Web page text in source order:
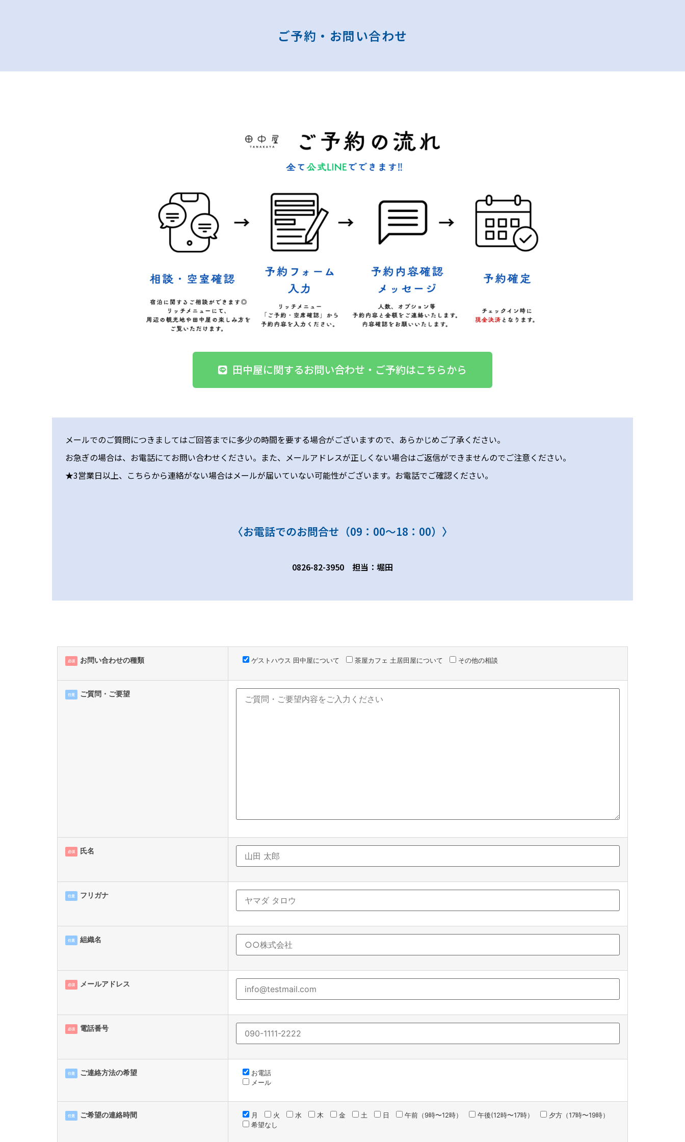
ご予約・お問い合わせ
田中屋に関するお問い合わせ・ご予約はこちらから
メールでのご質問につきましてはご回答までに多少の時間を要する場合がございますので、あらかじめご了承ください。
お急ぎの場合は、お電話にてお問い合わせください。また、メールアドレスが正しくない場合はご返信ができませんのでご注意ください。
★3営業日以上、こちらから連絡がない場合はメールが届いていない可能性がございます。お電話でご確認ください。
〈お電話でのお問合せ（09：00〜18：00）〉
0826-82-3950 担当：堀田
必須 お問い合わせの種類 ゲストハウス 田中屋について 茶屋カフェ 土居田屋について その他の相談
任意 ご質問・ご要望
必須 氏名
任意 フリガナ
任意 組織名
必須 メールアドレス
必須 電話番号
任意 ご連絡方法の希望
お電話
メール
任意 ご希望の連絡時間 月 火 水 木 金 土 日 午前（9時〜12時） 午後(12時〜17時）
夕方（17時〜19時）
希望なし